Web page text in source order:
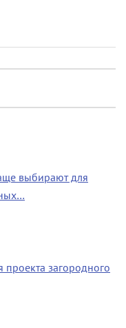
выбирают для
проекта загородного